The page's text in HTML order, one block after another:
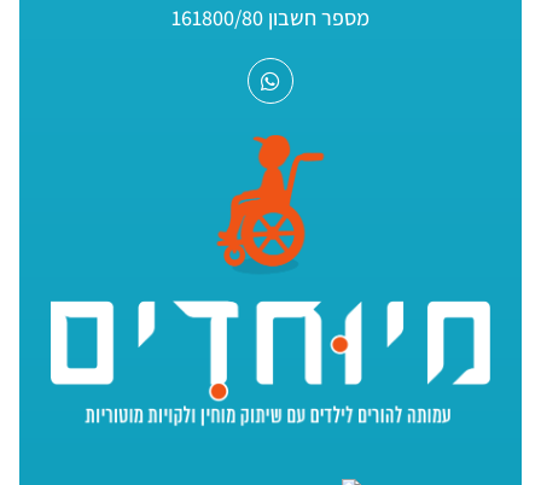
מספר חשבון 161800/80